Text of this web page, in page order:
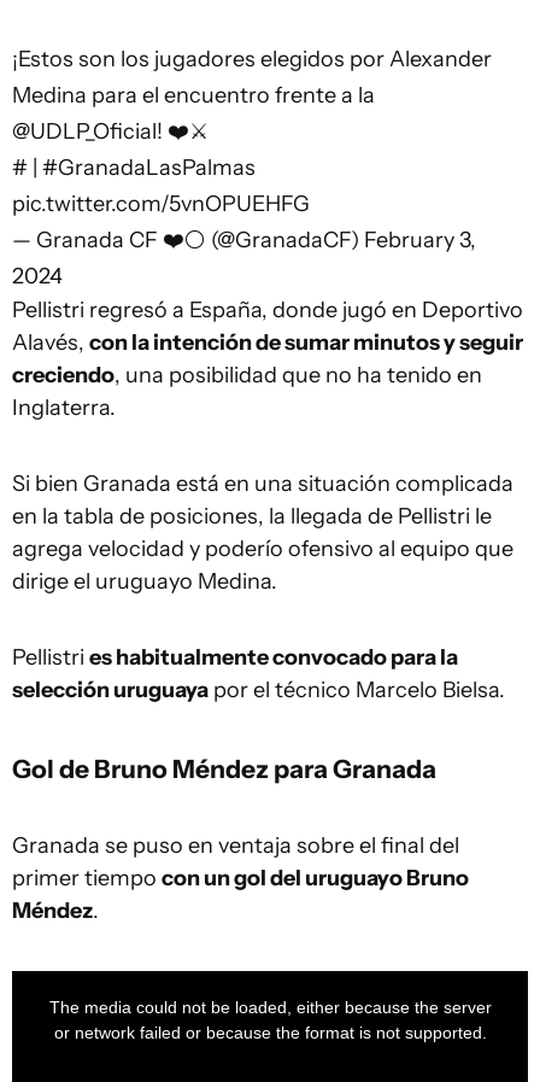
¡Estos son los jugadores elegidos por Alexander
Medina para el encuentro frente a la
@UDLP_Oficial! ❤️⚔️
# #GranadaLasPalmas
pic.twitter.com/5vnOPUEHFG
— Granada CF ❤️⚪️ (@GranadaCF) February 3,
2024
Pellistri regresó a España, donde jugó en Deportivo
Alavés, con la intención de sumar minutos y seguir
creciendo, una posibilidad que no ha tenido en
Inglaterra.
Si bien Granada está en una situación complicada
en la tabla de posiciones, la llegada de Pellistri le
agrega velocidad y poderío ofensivo al equipo que
dirige el uruguayo Medina.
Pellistri es habitualmente convocado para la
selección uruguaya por el técnico Marcelo Bielsa.
Gol de Bruno Méndez para Granada
Granada se puso en ventaja sobre el final del
primer tiempo con un gol del uruguayo Bruno
Méndez.
The media could not be loaded, either because the server
or network failed or because the format is not supported.